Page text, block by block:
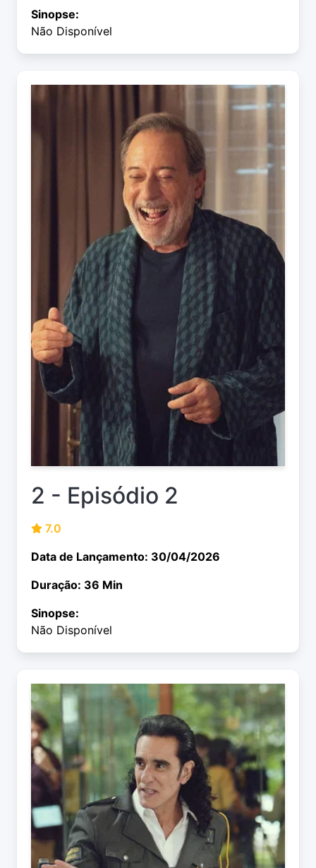
Sinopse:
Não Disponível
2 - Episódio 2
7.0
Data de Lançamento: 30/04/2026
Duração: 36 Min
Sinopse:
Não Disponível